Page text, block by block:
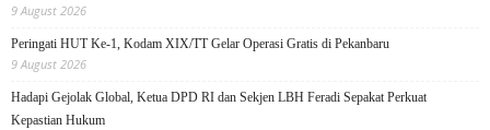
9 August 2026
Peringati HUT Ke-1, Kodam XIX/TT Gelar Operasi Gratis di Pekanbaru
9 August 2026
Hadapi Gejolak Global, Ketua DPD RI dan Sekjen LBH Feradi Sepakat Perkuat
Kepastian Hukum